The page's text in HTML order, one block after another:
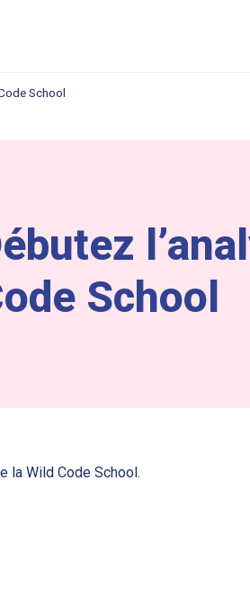
School
School
la Wild Code School.